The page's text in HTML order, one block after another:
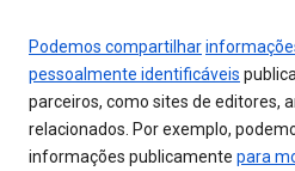
Podemos compartilhar
pessoalmente identificáveis
parceiros, como sites de editores,
relacionados. Por exemplo,
informações publicamente para